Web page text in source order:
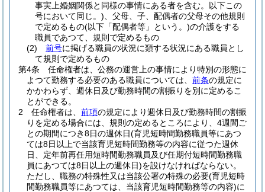
事実上婚姻関係と同様の事情にある者を含む。以下この
号において同じ。) 、父母、子、配偶者の父母その他規則
で定めるもの(以下「配偶者等」という。)の介護をする
職員であつて、規則で定めるもの
(2)
前号に掲げる職員の状況に類する状況にある職員とし
て規則で定めるもの
第4条
任命権者は、公務の運営上の事情により特別の形態に
よつて勤務する必要のある職員については、 前条の規定に
かかわらず、週休日及び勤務時間の割振りを別に定めるこ
とができる。
2
任命権者は、 前項の規定により週休日及び勤務時間の割振
りを定める場合には、規則の定めるところにより、4週間ご
との期間につき8日の週休日(育児短時間勤務職員等にあつ
ては8日以上で当該育児短時間勤務等の内容に従つた週休
日、定年前再任用短時間勤務職員及び任期付短時間勤務職
員にあつては8日以上の週休日)を設けなければならない。
ただし、職務の特殊性又は当該公署の特殊の必要(育児短時
間勤務職員等にあつては、当該育児短時間勤務等の内容)に